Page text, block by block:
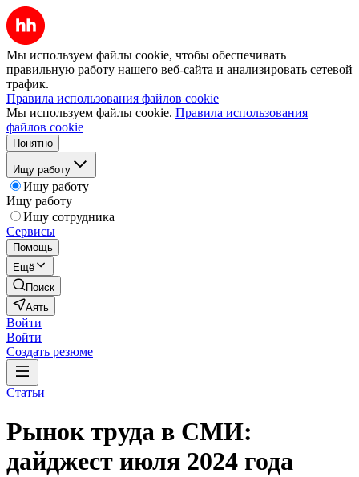
Мы используем файлы cookie, чтобы обеспечивать
правильную работу нашего веб-сайта и анализировать сетевой
трафик.
Правила использования файлов cookie
Мы используем файлы cookie. Правила использования
файлов cookie
Понятно
Ищу работу
Ищу работу
Ищу работу
Ищу сотрудника
Сервисы
Помощь
Ещё
Поиск
Аять
Войти
Войти
Создать резюме
Статьи
Рынок труда в СМИ:
дайджест июля 2024 года